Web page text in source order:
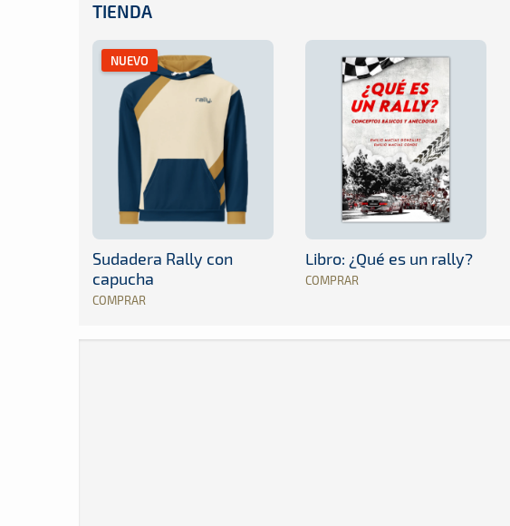
TIENDA
NUEVO
Sudadera Rally con
capucha
COMPRAR
Libro: ¿Qué es un rally?
COMPRAR